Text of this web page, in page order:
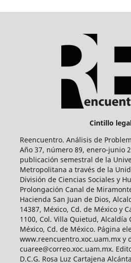
Cintillo
Reencuentro. Análisis de
Año 37, número 89, enero-junio
publicación semestral de la
Metropolitana a través de la
División de Ciencias Sociales y
Prolongación Canal de
Hacienda San Juan de Dios,
14387, México, Cd. de México y
1100, Col. Villa Quietud, Alcaldía
México, Cd. de México. Página
www.reencuentro.xoc.uam.mx y
cuaree@correo.xoc.uam.mx.
D.C.G. Rosa Luz Cartajena